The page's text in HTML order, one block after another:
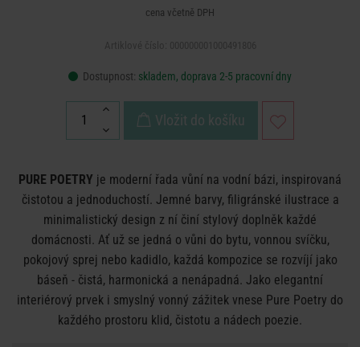
cena včetně DPH
Dostupnost: skladem, doprava 2-5 pracovní dny
Vložit do košíku
PURE POETRY je moderní řada vůní na vodní bázi, inspirovaná
čistotou a jednoduchostí. Jemné barvy, filigránské ilustrace a
minimalistický design z ní činí stylový doplněk každé
domácnosti. Ať už se jedná o vůni do bytu, vonnou svíčku,
pokojový sprej nebo kadidlo, každá kompozice se rozvíjí jako
báseň - čistá, harmonická a nenápadná. Jako elegantní
interiérový prvek i smyslný vonný zážitek vnese Pure Poetry do
každého prostoru klid, čistotu a nádech poezie.